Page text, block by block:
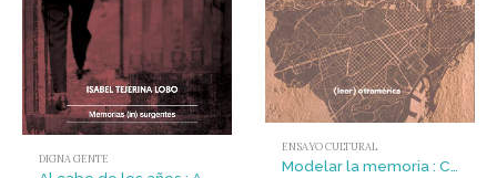
DIGNA GENTE
ENSAYO CULTURAL